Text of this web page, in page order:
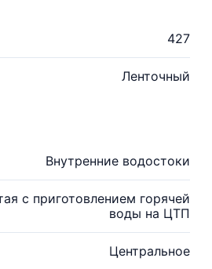
427
Ленточный
Внутренние водостоки
с приготовлением горячей
воды на ЦТП
Центральное